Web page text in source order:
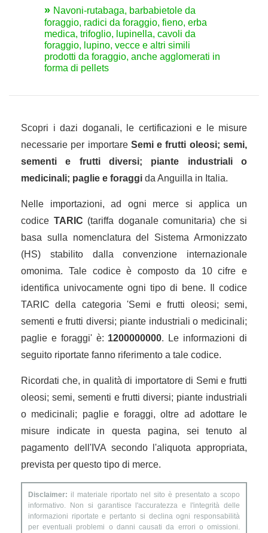
Navoni-rutabaga, barbabietole da
foraggio, radici da foraggio, fieno, erba
medica, trifoglio, lupinella, cavoli da
foraggio, lupino, vecce e altri simili
prodotti da foraggio, anche agglomerati in
forma di pellets
Scopri i dazi doganali, le certificazioni e le misure
necessarie per importare Semi e frutti oleosi; semi,
sementi e frutti diversi; piante industriali o
medicinali; paglie e foraggi da Anguilla in Italia.
Nelle importazioni, ad ogni merce si applica un
codice TARIC (tariffa doganale comunitaria) che si
basa sulla nomenclatura del Sistema Armonizzato
(HS) stabilito dalla convenzione internazionale
omonima. Tale codice è composto da 10 cifre e
identifica univocamente ogni tipo di bene. Il codice
TARIC della categoria 'Semi e frutti oleosi; semi,
sementi e frutti diversi; piante industriali o medicinali;
paglie e foraggi' è: 1200000000. Le informazioni di
seguito riportate fanno riferimento a tale codice.
Ricordati che, in qualità di importatore di Semi e frutti
oleosi; semi, sementi e frutti diversi; piante industriali
o medicinali; paglie e foraggi, oltre ad adottare le
misure indicate in questa pagina, sei tenuto al
pagamento dell'IVA secondo l'aliquota appropriata,
prevista per questo tipo di merce.
Disclaimer: il materiale riportato nel sito è presentato a scopo
informativo. Non si garantisce l'accuratezza e l'integrità delle
informazioni riportate e pertanto si declina ogni responsabilità
per eventuali problemi o danni causati da errori o omissioni.